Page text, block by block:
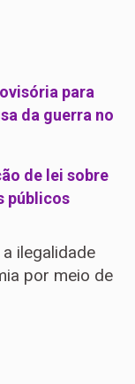
para
da guerra no
de lei sobre
públicos
ilegalidade
por meio de